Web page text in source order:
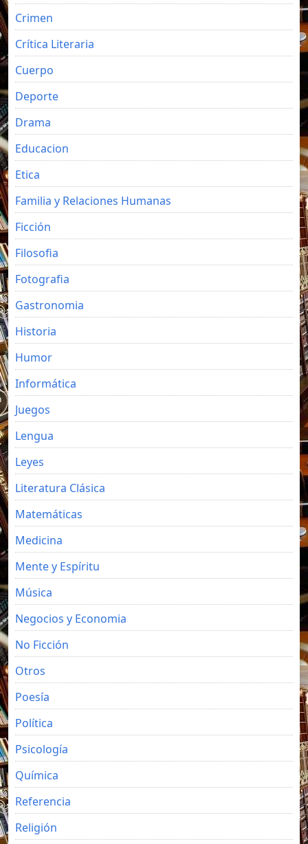
Crimen
Crítica Literaria
Cuerpo
Deporte
Drama
Educacion
Etica
Familia y Relaciones Humanas
Ficción
Filosofia
Fotografia
Gastronomia
Historia
Humor
Informática
Juegos
Lengua
Leyes
Literatura Clásica
Matemáticas
Medicina
Mente y Espíritu
Música
Negocios y Economia
No Ficción
Otros
Poesía
Política
Psicología
Química
Referencia
Religión